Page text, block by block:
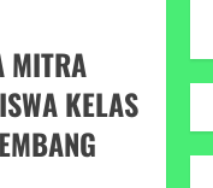
MITRA
KELAS